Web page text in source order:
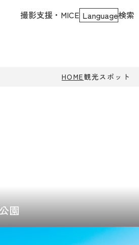
撮影支援・MICE Language検索
HOME観光スポット
園